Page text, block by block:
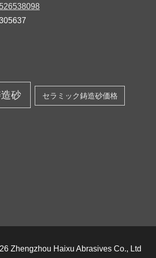
砂 セラミック鋳造砂価格
Zhengzhou Haixu Abrasives Co., Ltd